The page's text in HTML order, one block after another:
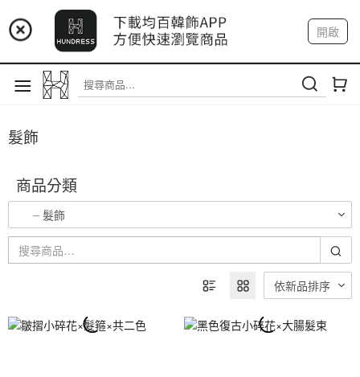
📢 市集預告：9/12-9/13 八里海巡基地
📢 市集預告：8/22-8/23 桃園青埔置地廣場
開啟
註冊 我的帳戶
髮飾
商品分類
髮飾
依新品排序